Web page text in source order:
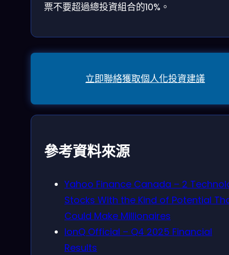
票不要超過總投資組合的10%。
立即聯絡獲取個人化投資建議
參考資料來源
Yahoo Finance Canada – 2
Stocks With the Kind of Potential
Could Make Millionaires
IonQ Official – Q4 2025 Financial
Results